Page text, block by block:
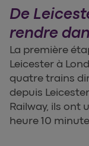
De
rendre
La première
Leicester à
quatre trains
depuis
Railway, ils ont
heure 10